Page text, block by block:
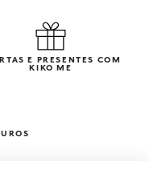
E PRESENTES COM
KIKO ME